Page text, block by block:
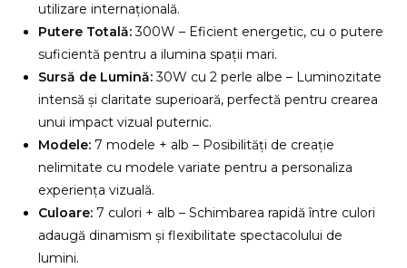
utilizare internațională.
Putere Totală:300W – Eficient energetic, cu o putere
suficientă pentru a ilumina spații mari.
Sursă de Lumină:30W cu 2 perle albe – Luminozitate
intensă și claritate superioară, perfectă pentru crearea
unui impact vizual puternic.
Modele: 7 modele + alb – Posibilități de creație
nelimitate cu modele variate pentru a personaliza
experiența vizuală.
Culoare: 7 culori + alb – Schimbarea rapidă între culori
adaugă dinamism și flexibilitate spectacolului de
lumini.